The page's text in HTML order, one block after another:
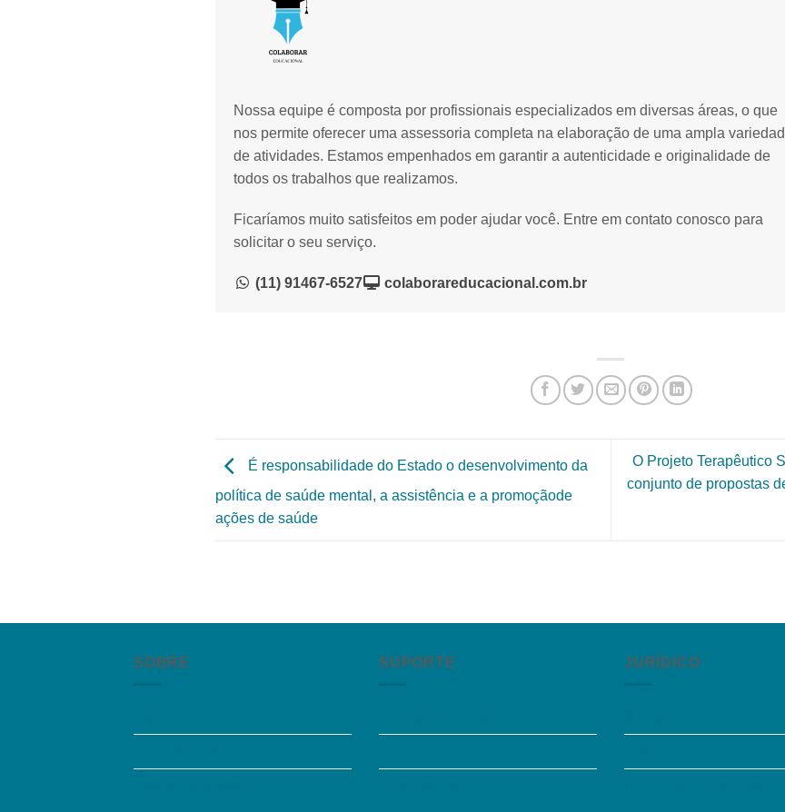
Nossa equipe é composta por profissionais especializados em diversas áreas, o que
nos permite oferecer uma assessoria completa na elaboração de uma ampla
de atividades. Estamos empenhados em garantir a autenticidade e originalidade de
todos os trabalhos que realizamos.
Ficaríamos muito satisfeitos em poder ajudar você. Entre em contato conosco para
solicitar o seu serviço.
(11) 91467-6527 colaborareducacional.com.br
É responsabilidade do Estado o desenvolvimento da
política de saúde mental, a assistência e a promoçãode
ações de saúde
O Projeto Terapêutico
conjunto de propostas
SOBRE SUPORTE JURÍDICO